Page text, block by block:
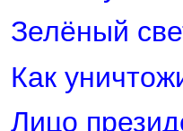
Зелёный
Как
Лицо